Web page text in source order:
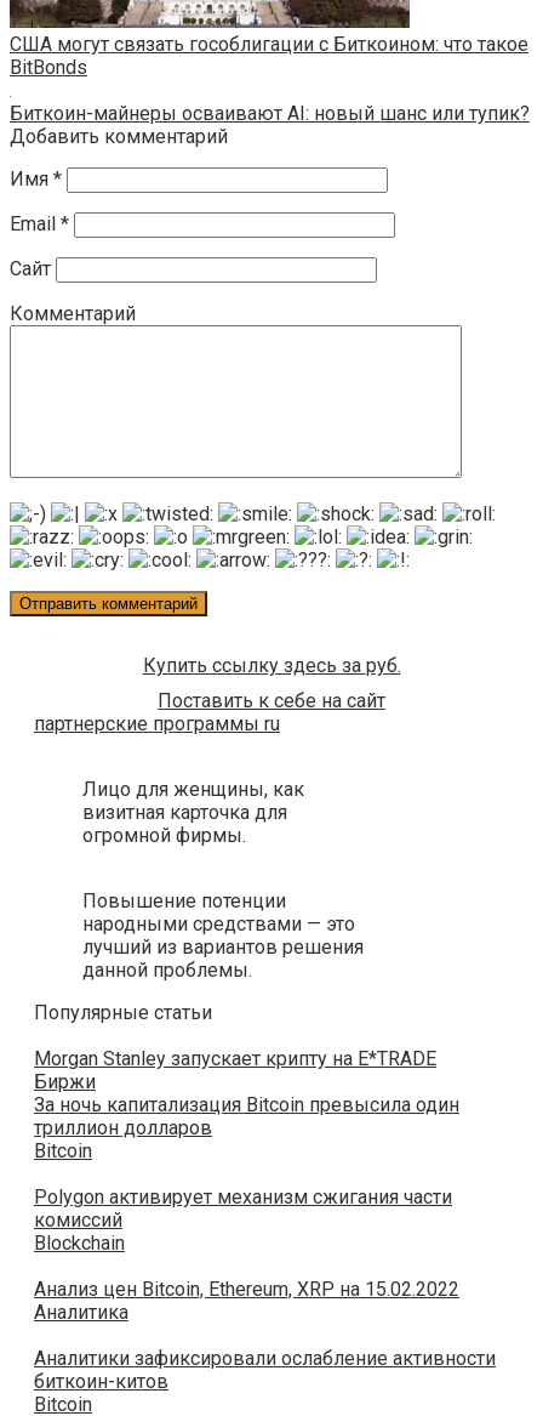
США могут связать гособлигации с Биткоином: что такое
BitBonds
Биткоин-майнеры осваивают AI: новый шанс или тупик?
Добавить комментарий
Имя *
Email *
Сайт
Комментарий
Купить ссылку здесь за руб.
Поставить к себе на сайт
партнерские программы ru
Лицо для женщины, как
визитная карточка для
огромной фирмы.
Повышение потенции
народными средствами — это
лучший из вариантов решения
данной проблемы.
Популярные статьи
Morgan Stanley запускает крипту на E*TRADE
Биржи
За ночь капитализация Bitcoin превысила один
триллион долларов
Bitcoin
Polygon активирует механизм сжигания части
комиссий
Blockchain
Анализ цен Bitcoin, Ethereum, XRP на 15.02.2022
Аналитика
Аналитики зафиксировали ослабление активности
биткоин-китов
Bitcoin